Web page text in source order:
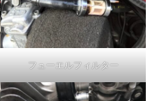
フューエルフィルター